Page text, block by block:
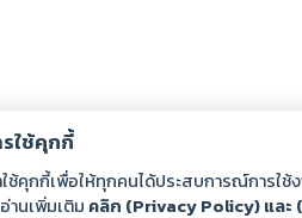
มงานกับเรา ดาวน์โหลด
ใช้คุกกี้
ใช้คุกกี้เพื่อให้ทุกคนได้ประสบการณ์การใช้
านเพิ่มเติม คลิก (Privacy Policy) และ